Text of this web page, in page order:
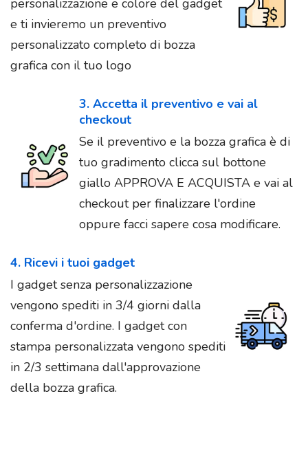
personalizzazione e colore del gadget
e ti invieremo un preventivo
personalizzato completo di bozza
grafica con il tuo logo
3. Accetta il preventivo e vai al
checkout
Se il preventivo e la bozza grafica è di
tuo gradimento clicca sul bottone
giallo APPROVA E ACQUISTA e vai al
checkout per finalizzare l'ordine
oppure facci sapere cosa modificare.
4. Ricevi i tuoi gadget
I gadget senza personalizzazione
vengono spediti in 3/4 giorni dalla
conferma d'ordine. I gadget con
stampa personalizzata vengono spediti
in 2/3 settimana dall'approvazione
della bozza grafica.